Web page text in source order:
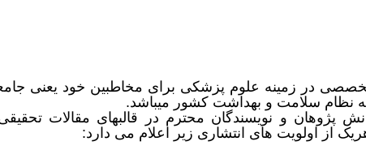
در زمینه علوم پزشکی برای مخاطبین خود یعنی
نظام سلامت و بهداشت کشور میباشد.
پژوهان و نویسندگان محترم در قالبهای مقالات
از اولویت های انتشاری زیر اعلام می دارد: